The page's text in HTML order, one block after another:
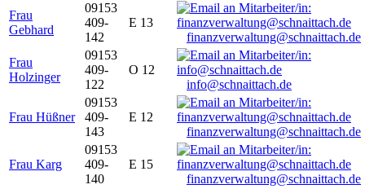
Frau
Gebhard
09153
409-
142
E 13
finanzverwaltung@schnaittach.de
Frau
Holzinger
09153
409-
122
O 12
info@schnaittach.de
Frau Hüßner
09153
409-
143
E 12
finanzverwaltung@schnaittach.de
Frau Karg
09153
409-
140
E 15
finanzverwaltung@schnaittach.de